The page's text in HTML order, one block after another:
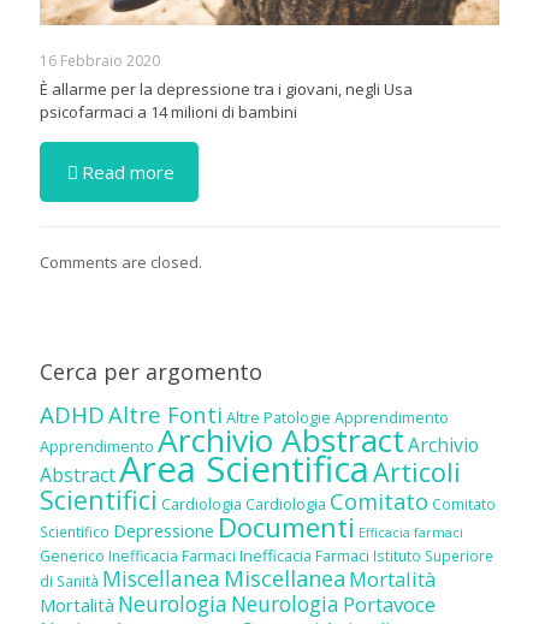
16 Febbraio 2020
È allarme per la depressione tra i giovani, negli Usa
psicofarmaci a 14 milioni di bambini
Read more
Comments are closed.
Cerca per argomento
ADHDAltre Fonti Altre Patologie Apprendimento
Apprendimento Archivio AbstractArchivio
AbstractArea ScientificaArticoli
Scientifici Cardiologia Cardiologia Comitato Comitato
Scientifico Depressione Documenti Efficacia farmaci
Generico Inefficacia Farmaci Inefficacia Farmaci Istituto Superiore
di Sanità Miscellanea Miscellanea Mortalità
Mortalità Neurologia Neurologia Portavoce